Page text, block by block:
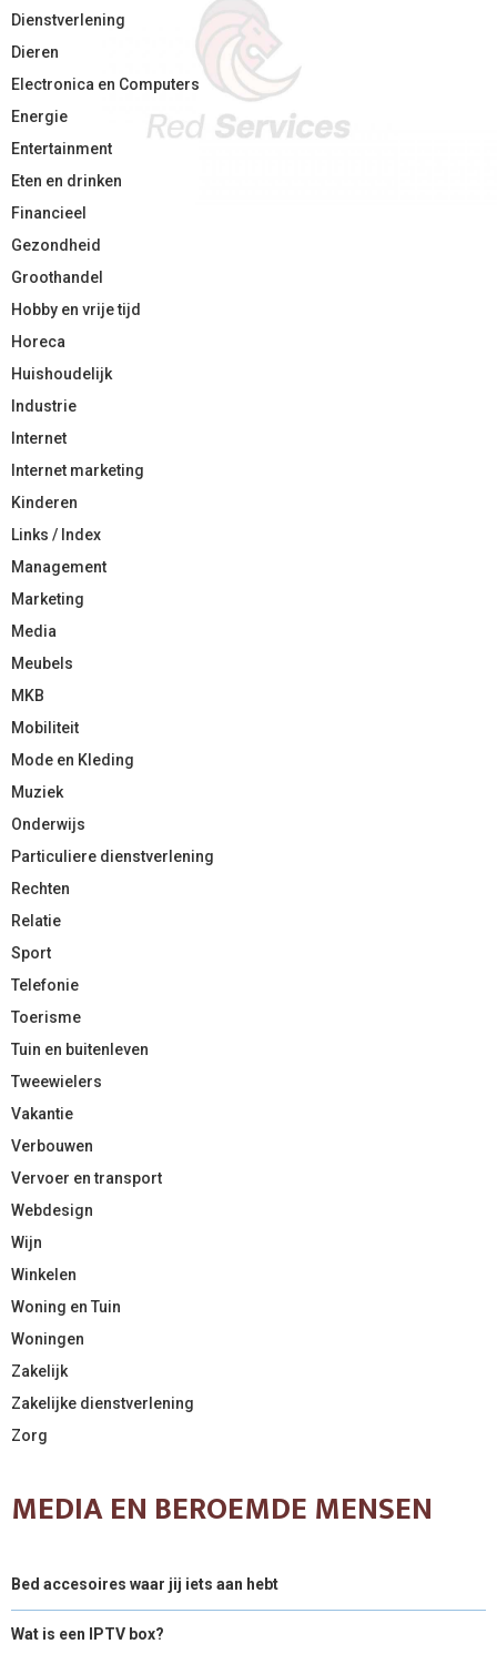
Dienstverlening
Dieren
Electronica en Computers
Energie
Entertainment
Eten en drinken
Financieel
Gezondheid
Groothandel
Hobby en vrije tijd
Horeca
Huishoudelijk
Industrie
Internet
Internet marketing
Kinderen
Links / Index
Management
Marketing
Media
Meubels
MKB
Mobiliteit
Mode en Kleding
Muziek
Onderwijs
Particuliere dienstverlening
Rechten
Relatie
Sport
Telefonie
Toerisme
Tuin en buitenleven
Tweewielers
Vakantie
Verbouwen
Vervoer en transport
Webdesign
Wijn
Winkelen
Woning en Tuin
Woningen
Zakelijk
Zakelijke dienstverlening
Zorg
MEDIA EN BEROEMDE MENSEN
Bed accesoires waar jij iets aan hebt
Wat is een IPTV box?